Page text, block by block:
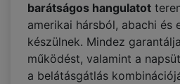
barátságos hangulatot
amerikai hársból, abachi és
készülnek. Mindez
működést, valamint a
a belátásgátlás